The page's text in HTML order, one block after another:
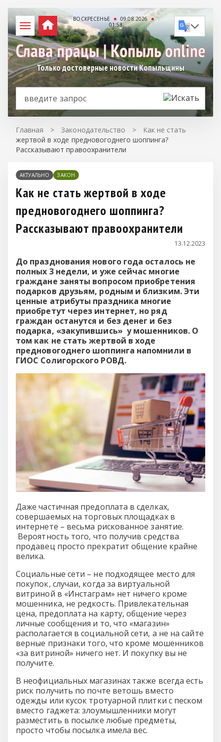
ВОСКРЕСЕНЬЕ
09.08.2026
01:53
Только достоверные новости Копыльщины
Главная > Законодательство >
Как не стать
жертвой в ходе предновогоднего шоппинга?
Рассказывают правоохранители
АКТУАЛЬНО ЗАКОН
Как не стать жертвой в ходе
предновогоднего шоппинга?
Рассказывают правоохранители
13.12.2023
До празднования нового года осталось не
полных 3 недели, и уже сейчас многие
граждане заняты вопросом приобретения
подарков друзьям, родным и близким.Эти
ценные атрибуты праздника многие
приобретут через интернет, но ряд
граждан останутся и без денег и без
подарка, «закупившись» у мошенников. О
том как не стать жертвой в ходе
предновогоднего шоппинга напомнили в
ГИОС Солигорского РОВД.
Даже частичная предоплата в сделках,
совершаемых на торговых площадках в
интернете – весьма рискованное занятие.
Вероятность того, что получив средства
продавец просто прекратит общение крайне
велика.
Социальные сети – не подходящее место для
покупок, случаи, когда за виртуальной
витриной в «Инстаграм» нет ничего кроме
мошенника, не редкость. Привлекательная
цена, предоплата на карту, общение через
личные сообщения и то, что «магазин»
располагается в социальной сети, а не на сайте
верные признаки того, что кроме мошенников
«за витриной» ничего нет. И покупку вы не
получите.
В неофициальных магазинах также всегда есть
риск получить по почте ветошь вместо
одежды или кусок тротуарной плитки с песком
вместо гаджета: злоумышленники могут
разместить в посылке любые предметы,
просто чтобы посылка имела вес.